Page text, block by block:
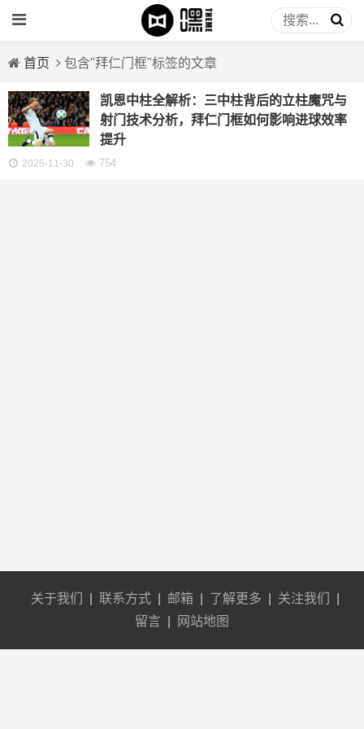
首页 包含"拜仁门框"标签的文章
凯恩中柱全解析：三中柱背后的立柱魔咒与
射门技术分析，拜仁门框如何影响进球效率
提升
2025-11-30 754
关于我们 联系方式 邮箱 了解更多 关注我们
留言
网站地图